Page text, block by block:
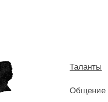
Таланты
Общение